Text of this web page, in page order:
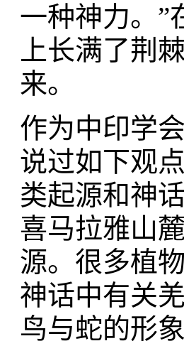
一种神力。”
上长满了荆
来。
作为中印学
说过如下观
类起源和神
喜马拉雅山
源。很多植
神话中有关
鸟与蛇的形